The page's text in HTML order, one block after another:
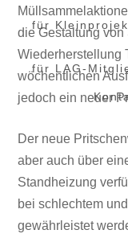
für
für LAG-
die Gestaltung
Wiederherstellung
wöchentlichen
jedoch ein neuer
Der neue
aber auch über
Standheizung
bei schlechtem
gewährleistet